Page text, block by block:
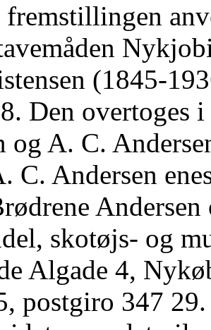
(1845-
Den overtoges
og A. C.
C. Andersen
Andersen
skotøjs- og
Algade 4,
postgiro 347